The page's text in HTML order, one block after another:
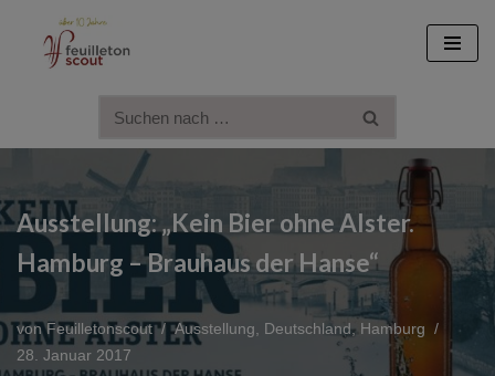
Zum
Ausstellung: „Kein Bier ohne Alster.
Hamburg – Brauhaus der Hanse“
vonFeuilletonscout Ausstellung, Deutschland, Hamburg
28. Januar 2017